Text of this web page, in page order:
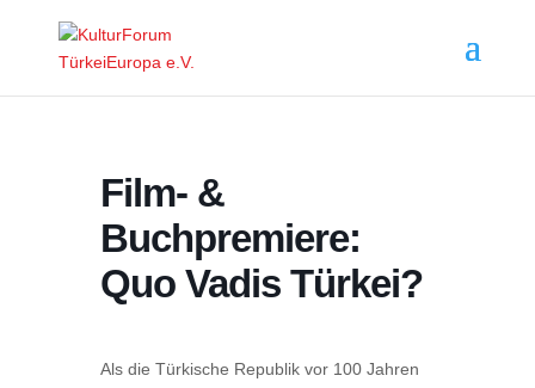
Film- &
Buchpremiere:
Quo Vadis Türkei?
Als die Türkische Republik vor 100 Jahren